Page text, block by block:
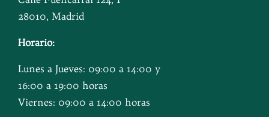
28010, Madrid
Horario:
Lunes a Jueves: 09:00 a 14:00 y
16:00 a 19:00 horas
Viernes: 09:00 a 14:00 horas